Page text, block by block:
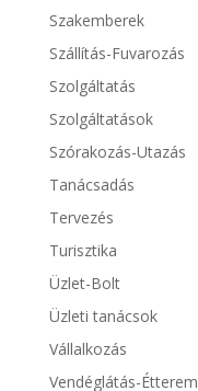
Szakemberek
Szállítás-Fuvarozás
Szolgáltatás
Szolgáltatások
Szórakozás-Utazás
Tanácsadás
Tervezés
Turisztika
Üzlet-Bolt
Üzleti tanácsok
Vállalkozás
Vendéglátás-Étterem